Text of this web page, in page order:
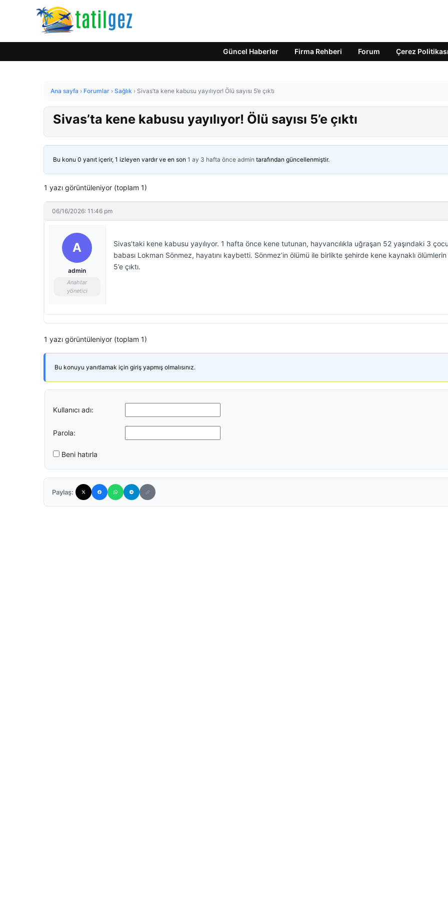
Güncel Haberler Firma Rehberi Forum Çerez Politikası
Ana sayfa › Forumlar › Sağlık › Sivas’ta kene kabusu yayılıyor! Ölü sayısı 5’e çıktı
Sivas’ta kene kabusu yayılıyor! Ölü sayısı 5’e çıktı
Bu konu 0 yanıt içerir, 1 izleyen vardır ve en son 1 ay 3 hafta önce admin tarafından güncellenmiştir.
1 yazı görüntüleniyor (toplam 1)
06/16/2026: 11:46 pm
A
admin
Anahtar
yönetici
Sivas’taki kene kabusu yayılıyor. 1 hafta önce kene tutunan, hayvancılıkla uğraşan 52 yaşındaki 3
babası Lokman Sönmez, hayatını kaybetti. Sönmez’in ölümü ile birlikte şehirde kene kaynaklı ölümlerin
5’e çıktı.
1 yazı görüntüleniyor (toplam 1)
Bu konuyu yanıtlamak için giriş yapmış olmalısınız.
Kullanıcı adı:
Parola:
Beni hatırla
Paylaş: